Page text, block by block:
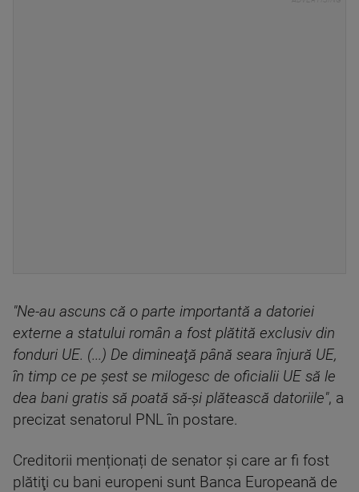
"Ne-au ascuns că o parte importantă a datoriei
externe a statului român a fost plătită exclusiv din
fonduri UE. (...) De dimineaţă până seara înjură UE,
în timp ce pe şest se milogesc de oficialii UE să le
dea bani gratis să poată să-şi plătească datoriile", a
precizat senatorul PNL în postare.
Creditorii menționați de senator și care ar fi fost
plătiţi cu bani europeni sunt Banca Europeană de